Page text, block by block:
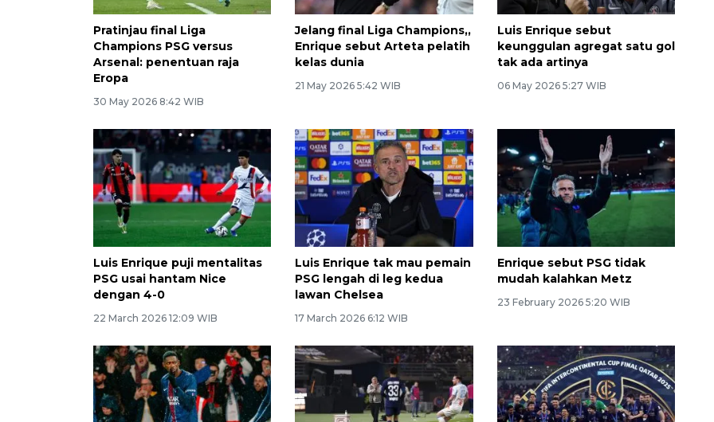
Pratinjau final Liga
Champions PSG versus
Arsenal: penentuan raja
Eropa
30 May 2026 8:42 WIB
Jelang final Liga Champions,,
Enrique sebut Arteta pelatih
kelas dunia
21 May 2026 5:42 WIB
Luis Enrique sebut
keunggulan agregat satu gol
tak ada artinya
06 May 2026 5:27 WIB
Luis Enrique puji mentalitas
PSG usai hantam Nice
dengan 4-0
22 March 2026 12:09 WIB
Luis Enrique tak mau pemain
PSG lengah di leg kedua
lawan Chelsea
17 March 2026 6:12 WIB
Enrique sebut PSG tidak
mudah kalahkan Metz
23 February 2026 5:20 WIB